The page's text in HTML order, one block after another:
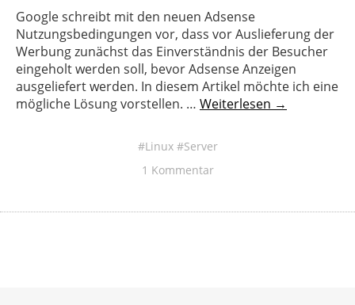
Google schreibt mit den neuen Adsense
Nutzungsbedingungen vor, dass vor Auslieferung der
Werbung zunächst das Einverständnis der Besucher
eingeholt werden soll, bevor Adsense Anzeigen
ausgeliefert werden. In diesem Artikel möchte ich eine
mögliche Lösung vorstellen. … Weiterlesen →
Linux
Server
1 Kommentar